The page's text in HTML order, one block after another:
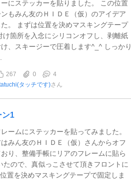
にステッカーを貼りました。 この位置
もみん友のＨＩＤＥ（仮）のアイデア
。 まずは位置を決めマスキングテープ
け箇所を入念にシリコンオフし、剥離紙
、スキージーで圧着します^_^ しっかり
267 0
4
タッチです)さん
ン1
ームにステッカーを貼ってみました。
みん友のＨＩＤＥ（仮）さんからオフ
り、整備手帳にリアのフレームに貼ら
たので、真似っこさせて頂きフロントに
置を決めマスキングテープで固定しま